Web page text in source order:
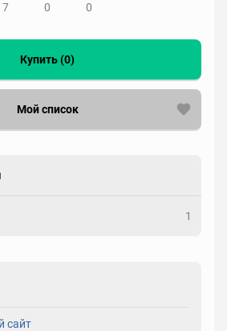
7 0 0
Купить (0)
Мой список
1
сайт